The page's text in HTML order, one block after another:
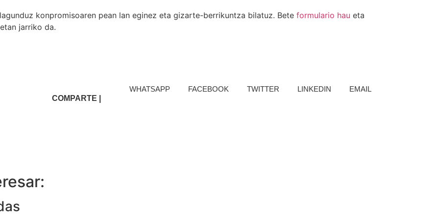
konpromisoaren pean lan eginez eta gizarte-berrikuntza bilatuz. Bete formulario hau eta
jarriko da.
COMPARTE |
WHATSAPP FACEBOOK TWITTER LINKEDIN EMAIL